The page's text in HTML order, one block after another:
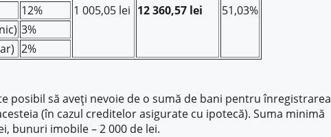
1 005,05 lei 12 360,57 lei 51,03%
12%
3%
2%
posibil să aveți nevoie de o sumă de bani pentru înregistrarea
(în cazul creditelor asigurate cu ipotecă). Suma minimă
bunuri imobile – 2 000 de lei.